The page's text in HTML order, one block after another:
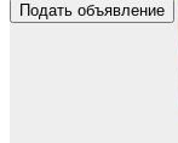
Подать объявление